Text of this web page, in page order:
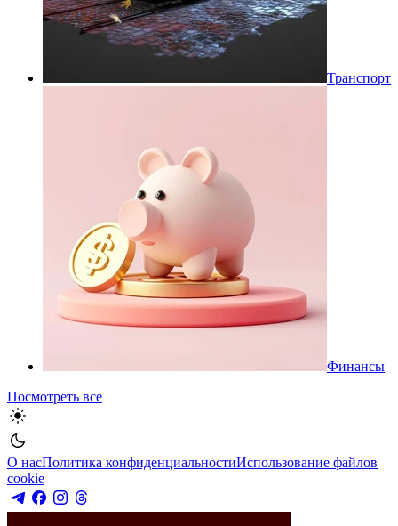
Транспорт
Финансы
Посмотреть все
О насПолитика конфиденциальностиИспользование файлов
cookie